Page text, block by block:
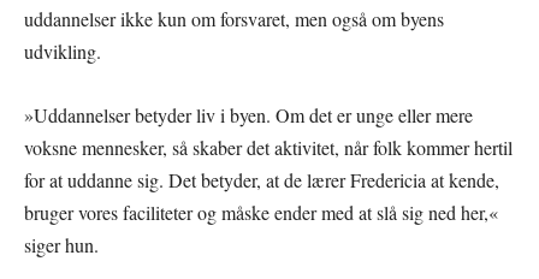
uddannelser ikke kun om forsvaret, men også om byens
udvikling.
»Uddannelser betyder liv i byen. Om det er unge eller mere
voksne mennesker, så skaber det aktivitet, når folk kommer hertil
for at uddanne sig. Det betyder, at de lærer Fredericia at kende,
bruger vores faciliteter og måske ender med at slå sig ned her,«
siger hun.